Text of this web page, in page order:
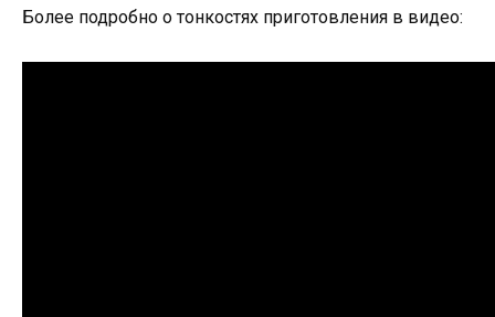
Более подробно о тонкостях приготовления в видео: